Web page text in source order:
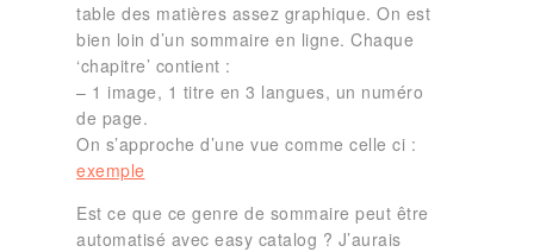
table des matières assez graphique. On est
bien loin d’un sommaire en ligne. Chaque
‘chapitre’ contient :
– 1 image, 1 titre en 3 langues, un numéro
de page.
On s’approche d’une vue comme celle ci :
exemple
Est ce que ce genre de sommaire peut être
automatisé avec easy catalog ? J’aurais